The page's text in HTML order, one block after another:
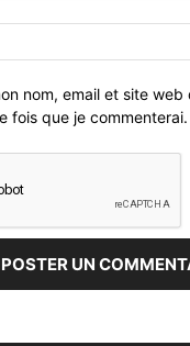
nom, email et site
fois que je commenterai.